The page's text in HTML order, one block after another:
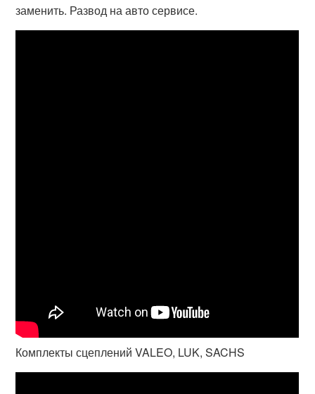
заменить. Развод на авто сервисе.
Комплекты сцеплений VALEO, LUK, SACHS